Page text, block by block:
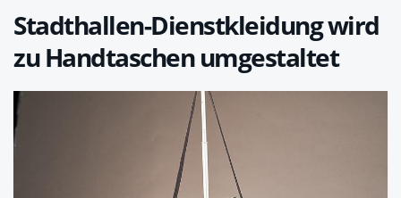
Stadthallen-Dienstkleidung wird
zu Handtaschen umgestaltet